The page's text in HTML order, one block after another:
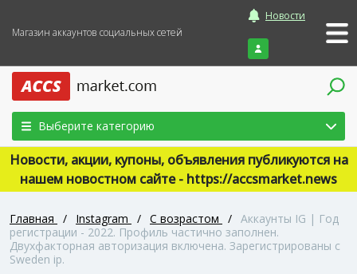
Магазин аккаунтов социальных сетей
Новости
Войти
Выберите категорию
Новости, акции, купоны, объявления публикуются на
нашем новостном сайте - https://accsmarket.news
Главная / Instagram / С возрастом / Аккаунты IG | Год
регистрации - 2022. Профиль частично заполнен.
Двухфакторная авторизация включена. Зарегистрированы с
Sweden ip.